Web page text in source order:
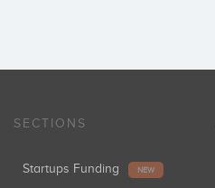
SECTIONS
Startups Funding NEW